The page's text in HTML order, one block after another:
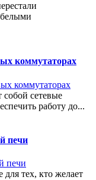
белыми
коммутаторах
сетевые
работу до...
печи
для тех, кто желает